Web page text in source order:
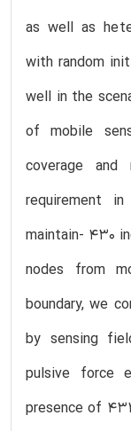
as well as
with random
well in the
of mobile
coverage
requirement
maintain- 430
nodes from
boundary, we
by sensing
pulsive force
presence of